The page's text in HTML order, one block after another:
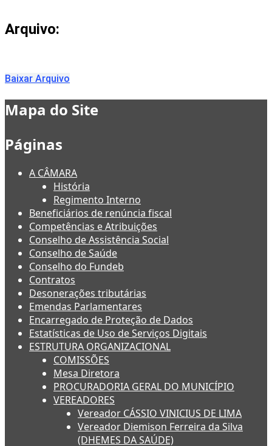
Arquivo:
Baixar Arquivo
Mapa do Site
Páginas
A CÂMARA
História
Regimento Interno
Beneficiários de renúncia fiscal
Competências e Atribuições
Conselho de Assistência Social
Conselho de Saúde
Conselho do Fundeb
Contratos
Desonerações tributárias
Emendas Parlamentares
Encarregado de Proteção de Dados
Estatísticas de Uso de Serviços Digitais
ESTRUTURA ORGANIZACIONAL
COMISSÕES
Mesa Diretora
PROCURADORIA GERAL DO MUNICÍPIO
VEREADORES
Vereador CÁSSIO VINICIUS DE LIMA
Vereador Diemison Ferreira da Silva
(DHEMES DA SAÚDE)